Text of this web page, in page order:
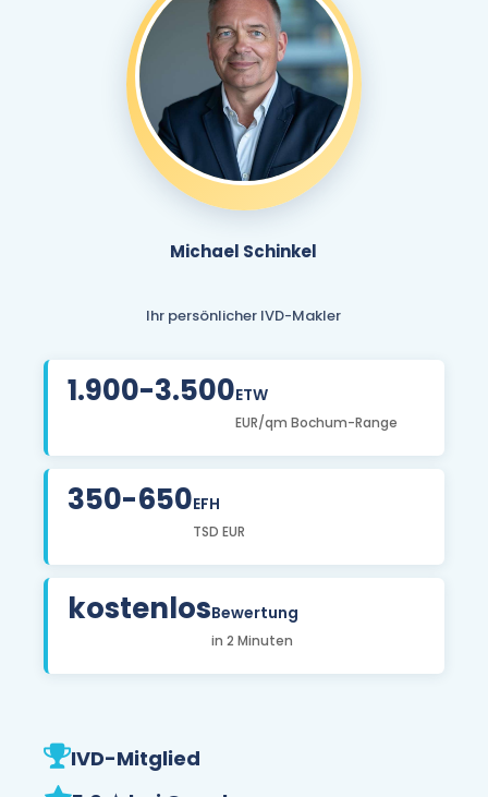
Michael Schinkel
Ihr persönlicher IVD-Makler
1.900-3.500ETW
EUR/qm Bochum-Range
350-650EFH
TSD EUR
kostenlosBewertung
in 2 Minuten
IVD-Mitglied